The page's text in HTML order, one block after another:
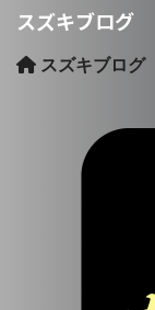
スズキブログ
スズキブログ